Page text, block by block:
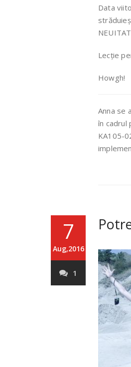
Data
Lecție
Howgh!
Anna se
în cadrul
KA105-
7
Aug,2016
1